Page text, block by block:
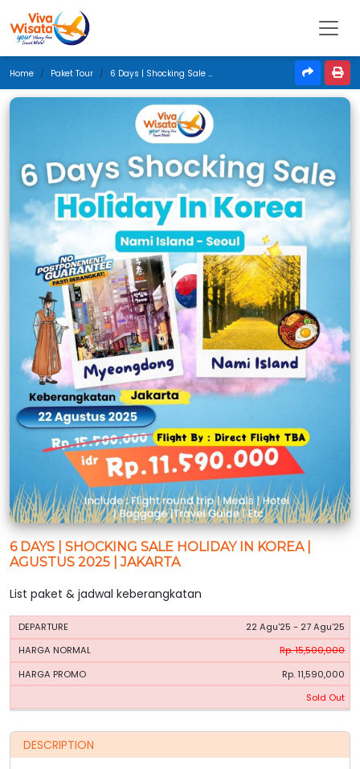
Home Paket Tour 6 Days | Shocking Sale Holiday In Korea | Agustus 2025 | Jakarta
6 DAYS | SHOCKING SALE HOLIDAY IN KOREA |
AGUSTUS 2025 | JAKARTA
List paket & jadwal keberangkatan
PERIODE
HARGA
22 Agu'25 - 27 Agu'25
Rp. 15,500,000
Rp. 11,590,000
Sold Out
DESCRIPTION